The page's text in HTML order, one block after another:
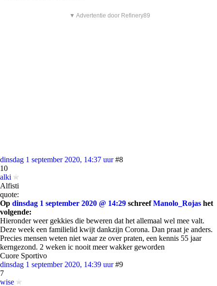
▼ Advertentie door Refinery89
dinsdag 1 september 2020, 14:37 uur #8
10
alki
Alfisti
quote:
Op dinsdag 1 september 2020 @ 14:29 schreefManolo_Rojas het
volgende:
Hieronder weer gekkies die beweren dat het allemaal wel mee valt.
Deze week een familielid kwijt dankzijn Corona. Dan praat je anders.
Precies mensen weten niet waar ze over praten, een kennis 55 jaar
kerngezond. 2 weken ic nooit meer wakker geworden
Cuore Sportivo
dinsdag 1 september 2020, 14:39 uur #9
7
wise